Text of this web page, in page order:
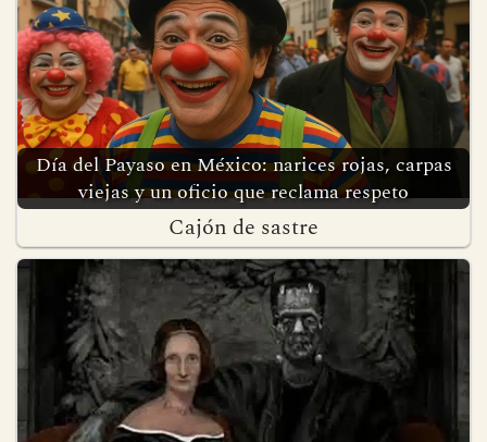
Día del Payaso en México: narices rojas, carpas
viejas y un oficio que reclama respeto
Cajón de sastre